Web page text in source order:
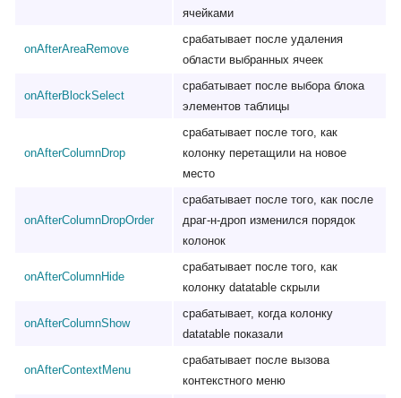
ячейками
onAfterAreaRemove
срабатывает после удаления
области выбранных ячеек
onAfterBlockSelect
срабатывает после выбора блока
элементов таблицы
onAfterColumnDrop
срабатывает после того, как
колонку перетащили на новое
место
onAfterColumnDropOrder
срабатывает после того, как после
драг-н-дроп изменился порядок
колонок
onAfterColumnHide
срабатывает после того, как
колонку datatable скрыли
onAfterColumnShow
срабатывает, когда колонку
datatable показали
onAfterContextMenu
срабатывает после вызова
контекстного меню